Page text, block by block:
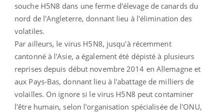
souche H5N8 dans une ferme d'élevage de canards du
nord de l'Angleterre, donnant lieu à l'élimination des
volatiles.
Par ailleurs, le virus H5N8, jusqu'à récemment
cantonné à l'Asie, a également été dépisté à plusieurs
reprises depuis début novembre 2014 en Allemagne et
aux Pays-Bas, donnant lieu à l'abattage de milliers de
volailles. On ignore si le virus H5N8 peut contaminer
l'être humain, selon l'organisation spécialisée de l'ONU,